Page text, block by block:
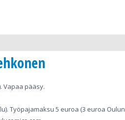
Vapaa pääsy.
Työpajamaksu 5 euroa (3 euroa Oulun